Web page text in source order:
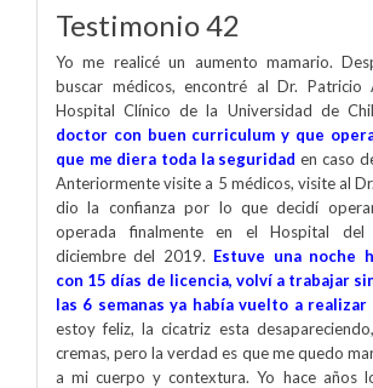
Testimonio 42
Yo me realicé un aumento mamario.
buscar médicos, encontré al Dr. Patricio
Hospital Clínico de la Universidad de
doctor con buen curriculum y que
que me diera toda la seguridad en caso
Anteriormente visite a 5 médicos, visite al
dio la confianza por lo que decidí
operada finalmente en el Hospital del
diciembre del 2019. Estuve una noche
con 15 días de licencia, volví a trabajar
las 6 semanas ya había vuelto a
estoy feliz, la cicatriz esta
cremas, pero la verdad es que me quedo
a mi cuerpo y contextura. Yo hace años